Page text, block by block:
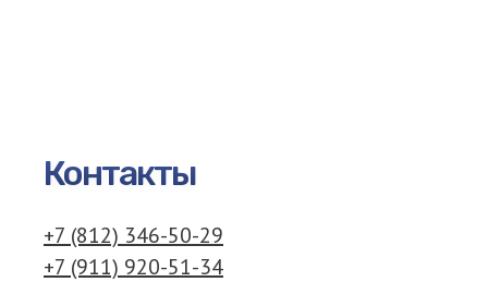
Контакты
+7 (812) 346-50-29
+7 (911) 920-51-34